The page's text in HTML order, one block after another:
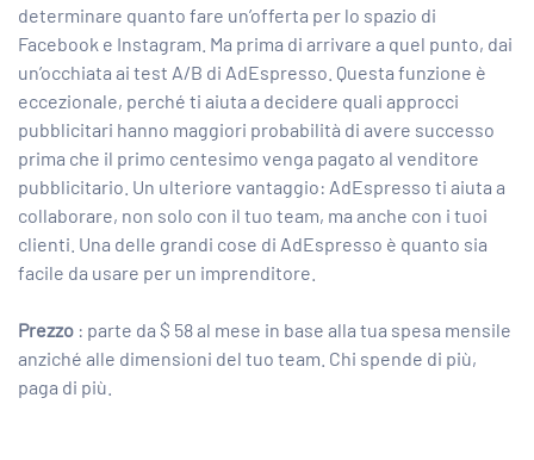
determinare quanto fare un’offerta per lo spazio di
Facebook e Instagram. Ma prima di arrivare a quel punto, dai
un’occhiata ai test A/B di AdEspresso. Questa funzione è
eccezionale, perché ti aiuta a decidere quali approcci
pubblicitari hanno maggiori probabilità di avere successo
prima che il primo centesimo venga pagato al venditore
pubblicitario. Un ulteriore vantaggio: AdEspresso ti aiuta a
collaborare, non solo con il tuo team, ma anche con i tuoi
clienti. Una delle grandi cose di AdEspresso è quanto sia
facile da usare per un imprenditore.
Prezzo : parte da $ 58 al mese in base alla tua spesa mensile
anziché alle dimensioni del tuo team. Chi spende di più,
paga di più.